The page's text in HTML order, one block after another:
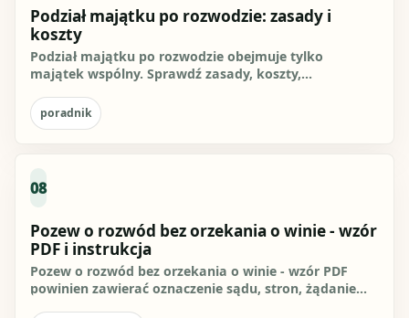
Podział majątku po rozwodzie: zasady i
koszty
Podział majątku po rozwodzie obejmuje tylko
majątek wspólny. Sprawdź zasady, koszty,
poradnik
08
Pozew o rozwód bez orzekania o winie - wzór
PDF i instrukcja
Pozew o rozwód bez orzekania o winie - wzór PDF
powinien zawierać oznaczenie sądu, stron, żądanie